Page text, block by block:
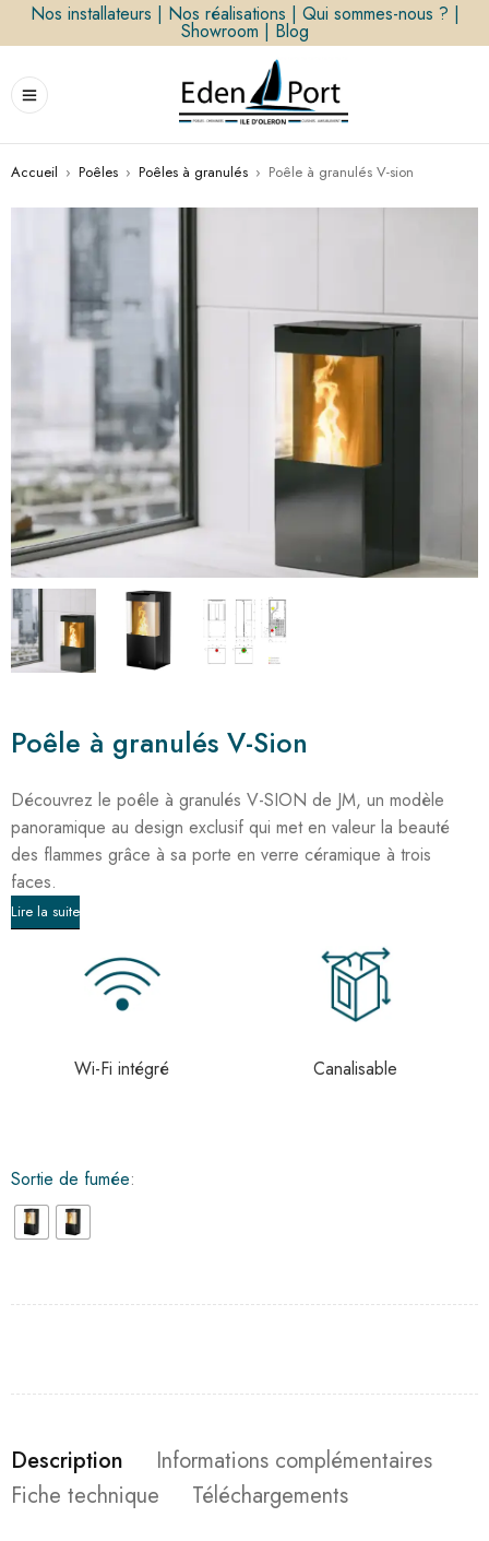
Nos installateurs | Nos réalisations | Qui sommes-nous ? |
Showroom | Blog
Accueil › Poêles › Poêles à granulés › Poêle à granulés V-sion
Poêle à granulés V-Sion
Découvrez le poêle à granulés V-SION de JM, un modèle
panoramique au design exclusif qui met en valeur la beauté
des flammes grâce à sa porte en verre céramique à trois
faces.
Lire la suite
Wi-Fi intégré Canalisable
Sortie de fumée
Description
Informations complémentaires
Fiche technique
Téléchargements